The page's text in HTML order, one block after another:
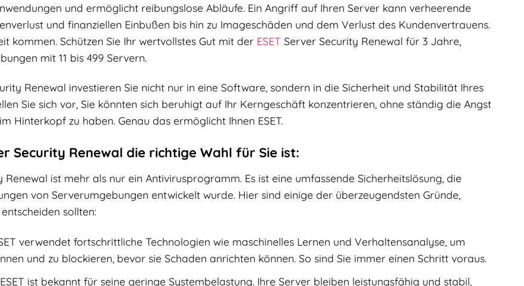
und ermöglicht reibungslose Abläufe. Ein Angriff auf Ihren Server kann verheerende
und finanziellen Einbußen bis hin zu Imageschäden und dem Verlust des Kundenvertrauens.
kommen. Schützen Sie Ihr wertvollstes Gut mit der ESET Server Security Renewal für 3 Jahre,
mit 11 bis 499 Servern.
Renewal investieren Sie nicht nur in eine Software, sondern in die Sicherheit und Stabilität Ihres
Sie sich vor, Sie könnten sich beruhigt auf Ihr Kerngeschäft konzentrieren, ohne ständig die Angst
Hinterkopf zu haben. Genau das ermöglicht Ihnen ESET.
Security Renewal die richtige Wahl für Sie ist:
Renewal ist mehr als nur ein Antivirusprogramm. Es ist eine umfassende Sicherheitslösung, die
von Serverumgebungen entwickelt wurde. Hier sind einige der überzeugendsten Gründe,
sollten:
verwendet fortschrittliche Technologien wie maschinelles Lernen und Verhaltensanalyse, um
und zu blockieren, bevor sie Schaden anrichten können. So sind Sie immer einen Schritt voraus.
ESET ist bekannt für seine geringe Systembelastung. Ihre Server bleiben leistungsfähig und stabil,